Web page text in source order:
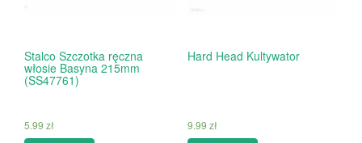
Stalco Szczotka ręczna
włosie Basyna 215mm
(SS47761)
5.99 zł
Hard Head Kultywator
9.99 zł